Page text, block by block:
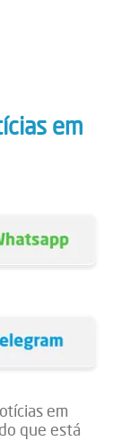
em
em
que está